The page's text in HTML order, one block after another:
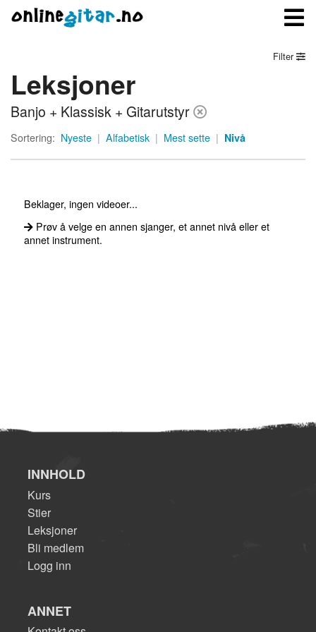
Meny
Logg inn
Filter
Leksjoner
Banjo + Klassisk + Gitarutstyr
Sortering: Nyeste | Alfabetisk | Mest sette | Nivå
Beklager, ingen videoer...
Prøv å velge en annen sjanger, et annet nivå eller et
annet instrument.
INNHOLD
Kurs
Stier
Leksjoner
Bli medlem
Logg inn
ANNET